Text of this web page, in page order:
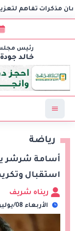
تفاهم لتعزيز
رئيس مجلس
خالد جودة
رياضة
أسامة شرشر
استقبال
ريناه شريف
الأربعاء 08/يوليو/2026 - 12:27 ص